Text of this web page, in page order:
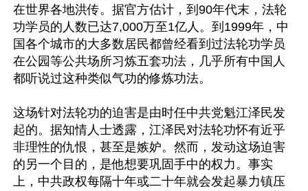
在世界各地洪传。据官方估计，到90年代末，法轮
功学员的人数已达7,000万至1亿人。到1999年，中
国各个城市的大多数居民都曾经看到过法轮功学员
在公园等公共场所习炼五套功法，几乎所有中国人
都听说过这种类似气功的修炼功法。
这场针对法轮功的迫害是由时任中共党魁江泽民发
起的。据知情人士透露，江泽民对法轮功怀有近乎
非理性的仇恨，甚至是嫉妒。然而，发动这场迫害
的另一个目的，是他想要巩固手中的权力。事实
上，中共政权每隔十年或二十年就会发起暴力镇压